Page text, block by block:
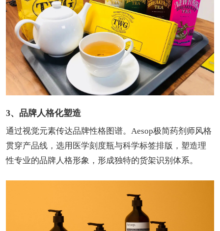
3、品牌人格化塑造
通过视觉元素传达品牌性格图谱。Aesop极简药剂师风格
贯穿产品线，选用医学刻度瓶与科学标签排版，塑造理
性专业的品牌人格形象，形成独特的货架识别体系。